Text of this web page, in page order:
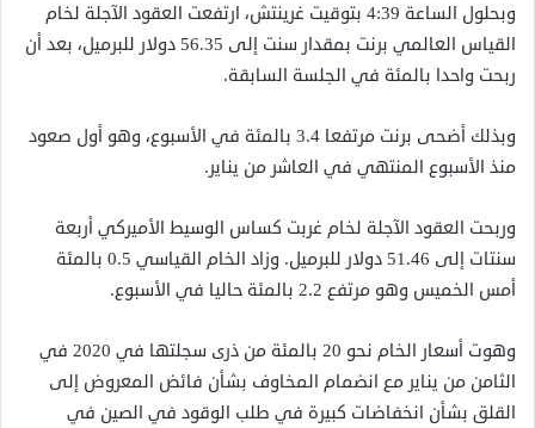
وبحلول الساعة 4:39 بتوقيت غرينتش، ارتفعت العقود الآجلة لخام
القياس العالمي برنت بمقدار سنت إلى 56.35 دولار للبرميل، بعد أن
ربحت واحدا بالمئة في الجلسة السابقة.
وبذلك أضحى برنت مرتفعا 3.4 بالمئة في الأسبوع، وهو أول صعود
منذ الأسبوع المنتهي في العاشر من يناير.
وربحت العقود الآجلة لخام غربت كساس الوسيط الأميركي أربعة
سنتات إلى 51.46 دولار للبرميل. وزاد الخام القياسي 0.5 بالمئة
أمس الخميس وهو مرتفع 2.2 بالمئة حاليا في الأسبوع.
وهوت أسعار
الخام نحو 20 بالمئة من ذرى سجلتها في 2020 في
الثامن من يناير مع انضمام المخاوف بشأن فائض المعروض إلى
القلق بشأن انخفاضات كبيرة في طلب الوقود في الصين في